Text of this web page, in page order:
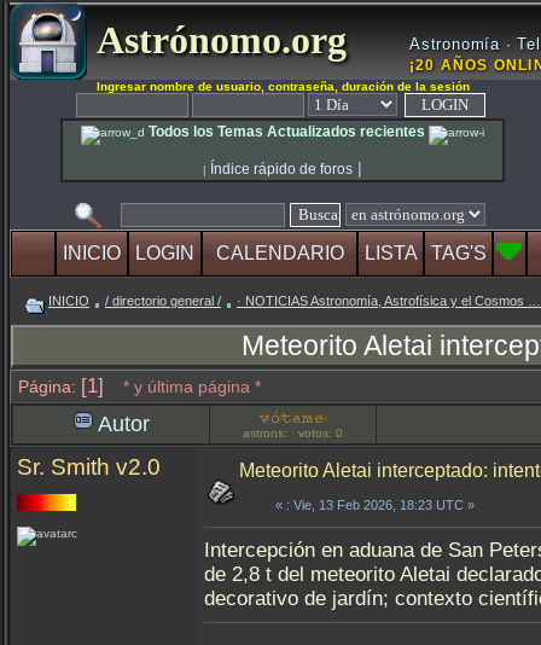
Astrónomo.org Astronomía ·
¡20 AÑOS
Ingresar nombre de usuario, contraseña, duración de la sesión
Todos los Temas Actualizados recientes
| Índice rápido de foros |
INICIO LOGIN CALENDARIO LISTA TAG'S
INICIO / directorio general / · NOTICIAS Astronomía, Astrofísica y el Cosmos
Meteorito Aletai
Página: [1] * y última página *
Autor astrons: votos: 0
Sr. Smith v2.0 Meteorito Aletai interceptado:
« : Vie, 13 Feb 2026, 18:23 UTC »
Intercepción en aduana de San
de 2,8 t del meteorito Aletai
decorativo de jardín; contexto